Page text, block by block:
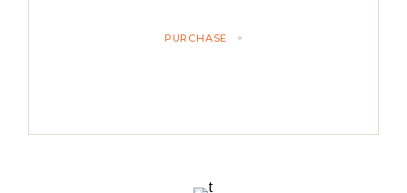
PURCHASE